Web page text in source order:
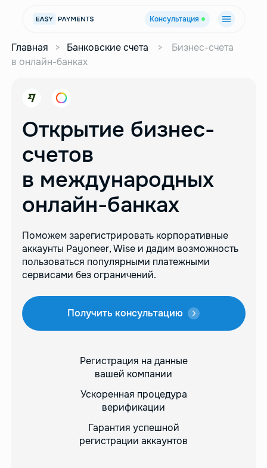
Консультация
Главная > Банковские счета >
Бизнес-счета
в онлайн-банках
Открытие бизнес-
счетов
в международных
онлайн-банках
Поможем зарегистрировать корпоративные
аккаунты Payoneer, Wise и дадим возможность
пользоваться популярными платежными
сервисами без ограничений.
Получить консультацию
Регистрация на данные
вашей компании
Ускоренная процедура
верификации
Гарантия успешной
регистрации аккаунтов